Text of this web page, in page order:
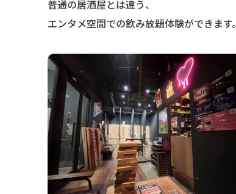
普通の居酒屋とは違う、
エンタメ空間での飲み放題体験ができます。